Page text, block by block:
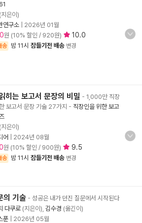
(지은이)
연구소
2026년 01월
원 (10% 할인 / 920원) 10.0
송 밤 11시 잠들기전 배송 변경
히는 보고서 문장의 비밀 - 1,000만 직장
보고서 문장 기술 27가지 - 직장인을 위한 보고
(지은이)
어
2024년 08월
원 (10% 할인 / 900원) 9.5
송 밤 11시 잠들기전 배송 변경
의 기술 - 성공은 내가 던진 질문에서 시작된다
다쿠로 (지은이), 김수경 (옮긴이)
푼
2026년 05월